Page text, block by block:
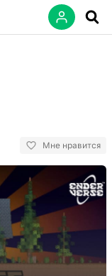
Мне нравится